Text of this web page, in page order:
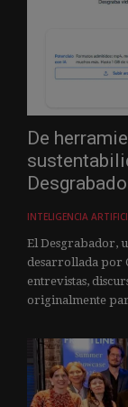
De
INTELIGENCIA
El Desgrabador,
desarrollada por
entrevistas,
originalmente